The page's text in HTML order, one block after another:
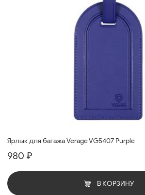
Ярлык для багажа Verage VG5407 Purple
980 ₽
В КОРЗИНУ